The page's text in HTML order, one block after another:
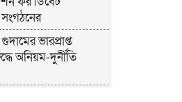
ভারপ্রাপ্ত
অনিয়ম-দুর্নীতি